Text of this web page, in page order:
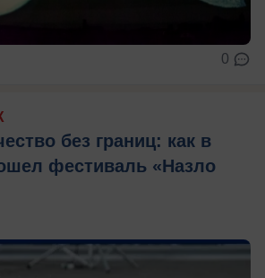
0
без границ: как в
фестиваль «Назло